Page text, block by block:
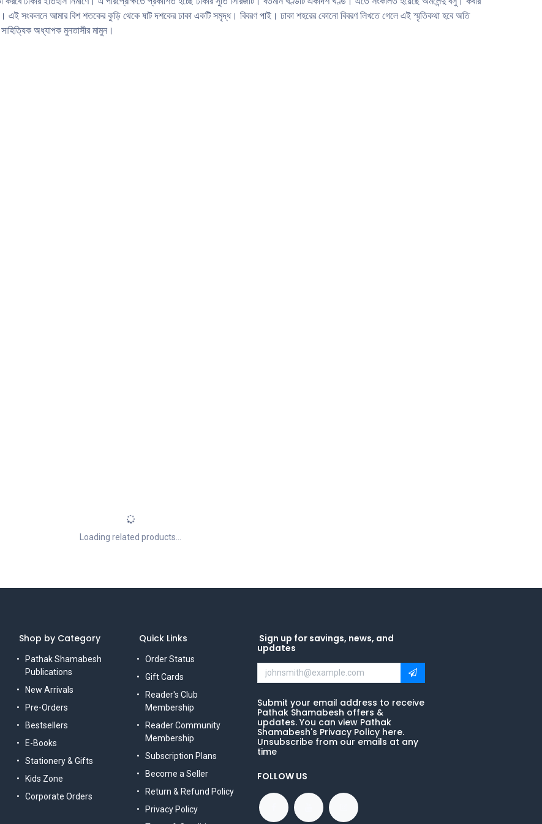
এই সংকলনে আমার বিশ শতকের কুড়ি থেকে ষাট দশকের ঢাকা একটি সমৃদ্ধ। বিবরণ পাই। ঢাকা শহরের কোনাে বিবরণ লিখতে গেলে এই স্মৃতিকথা হবে অতি
সাহিত্যিক অধ্যাপক মুনতাসীর মামুন।
Loading related products...
Shop by Category
Pathak Shamabesh
Publications
New Arrivals
Pre-Orders
Bestsellers
E-Books
Stationery & Gifts
Kids Zone
Corporate Orders
Quick Links
Order Status
Gift Cards
Reader's Club
Membership
Reader Community
Membership
Subscription Plans
Become a Seller
Return & Refund Policy
Privacy Policy
Sign up for savings, news, and
updates
Submit your email address to receive
Pathak Shamabesh offers &
updates. You can view Pathak
Shamabesh's Privacy Policy here.
Unsubscribe from our emails at any
time
FOLLOW US